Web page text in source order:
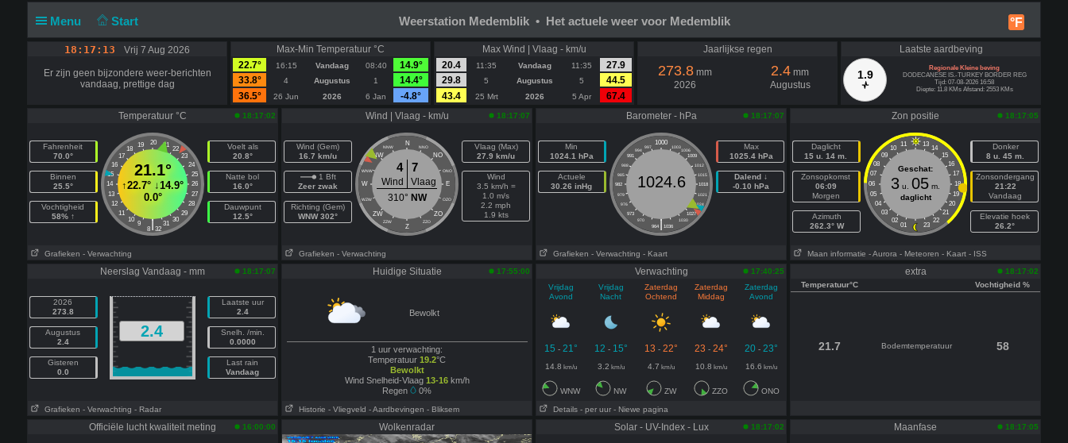
Menu Start °F
Weerstation Medemblik • Het actuele weer voor Medemblik
18:17:13 Vrij 7 Aug 2026
Er zijn geen bijzondere weer-berichten
vandaag, prettige dag
Max-Min Temperatuur °C
22.7°
16:15 Vandaag 08:40
14.9°
33.8°
4 Augustus 1
14.4°
36.5°
26 Jun 2026 6 Jan -4.8°
Max Wind | Vlaag - km/u
20.4
11:35 Vandaag 11:35
27.9
29.8
5 Augustus 5
44.5
43.4
25 Mrt 2026 5 Apr 67.4
Jaarlijkse regen
273.8 mm
2026
2.4 mm
Augustus
Laatste aardbeving
1.9
Regionale Kleine beving
DODECANESE IS.-TURKEY BORDER REG
Tijd: 07-08-2026 16:58
Diepte: 11.8 KMs Afstand: 2553 KMs
Temperatuur °C 18:17:02
Fahrenheit
70.0°
Binnen
25.5°
Vochtigheid
58% ↑
20
19 21
18
22
17
23
16
24
15
25
14
26
13
27
12
28
11
29
10
30
9 31
|
8 32
21.1°
↑22.7° ↓14.9°
0.0°
Voelt als
20.8°
Natte bol
16.0°
Dauwpunt
12.5°
Grafieken - Verwachting
Wind | Vlaag - km/u 18:17:07
Wind (Gem)
16.7 km/u
1 Bft
Zeer zwak
Richting (Gem)
WNW 302°
N
NNW NNO
NW NO
WNW ONO
W E
WZW OZO
ZW ZO
ZZW ZZO
Z
4 7
Wind
Vlaag
310° NW
Vlaag (Max)
27.9 km/u
Wind
3.5 km/h =
1.0 m/s
2.2 mph
1.9 kts
Grafieken - Verwachting
Barometer - hPa 18:17:07
Min
1024.1 hPa
Actuele
30.26 inHg
1000
997 1003
994
1006
991
1009
988
1012
985
1015
982
1018
979
1021
976
1024
973
1027
970
1030
|
964 1036
1024.6
Max
1025.4 hPa
Dalend ↓
-0.10 hPa
Grafieken - Verwachting - Kaart
Zon positie 18:17:05
Daglicht
15 u. 14 m.
Zonsopkomst
06:09
Morgen
Azimuth
262.3° W
11 13
10
14
09
15
08
16
07
17
06
18
05
19
04
20
03
21
02
22
01 23
Geschat:
3 u. 05 m.
daglicht
Donker
8 u. 45 m.
Zonsondergang
21:22
Vandaag
Elevatie hoek
26.2°
Maan informatie - Aurora - Meteoren - Kaart - ISS
Neerslag Vandaag - mm 18:17:07
2026
273.8
Augustus
2.4
Gisteren
0.0
2.4
Laatste uur
2.4
Snelh. /min.
0.0000
Last rain
Vandaag
Grafieken - Verwachting - Radar
Huidige Situatie 17:55:00
Bewolkt
1 uur verwachting:
Temperatuur 19.2°C
Bewolkt
Wind Snelheid-Vlaag 13-16km/h
Regen
0%
Historie - Vliegveld - Aardbevingen - Bliksem
Verwachting
17:40:25
Vrijdag
Avond
Vrijdag
Nacht
Zaterdag
Ochtend
Zaterdag
Middag
Zaterdag
Avond
15 - 21° 12 - 15° 13 - 22° 23 - 24° 20- 23°
14.8 km/u 3.2 km/u 4.7 km/u 10.8 km/u 16.6 km/u
WNW NW ZW ZZO ONO
Details - per uur - Niewe pagina
extra
18:17:02
Temperatuur°C
Vochtigheid %
21.7 Bodemtemperatuur 58
Officiële lucht kwaliteit meting 16:00:00 Wolkenradar Solar - UV-Index - Lux 18:17:02 Maanfase 18:17:05